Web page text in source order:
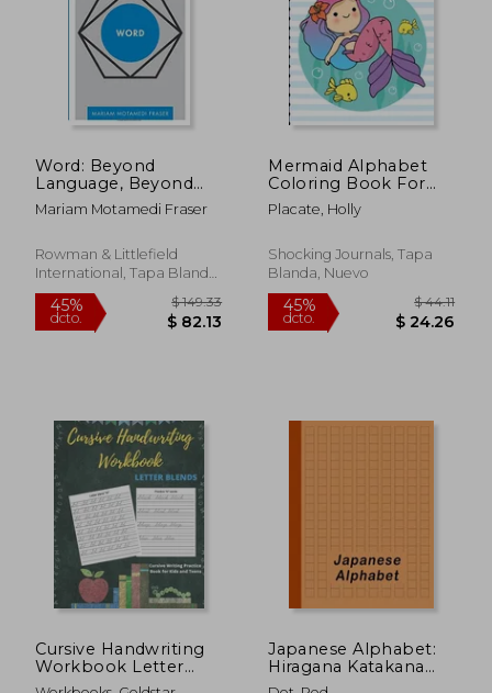
40%
dcto.
$ 38.99
$ 23.39
Word: Beyond
Language, Beyond
Image (Disruptions)
Mariam Motamedi Fraser
Rowman & Littlefield
International, Tapa Blanda,
Nuevo
Mermaid Alphabet
Coloring Book For
Kids: For Kids Ages 4-
8 Sea Creatures
Books (en Inglés)
Placate, Holly
Shocking Journals, Tapa
Blanda, Nuevo
Cursive Handwriting
Workbook Letter
Blends: Cursive
Japanese Alphabet:
Hiragana Katakana
Genkouyoushi & Kanji